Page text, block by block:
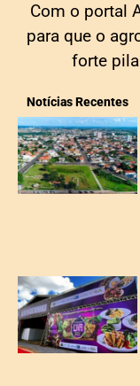
Com o portal
para que o
forte
Notícias Recentes